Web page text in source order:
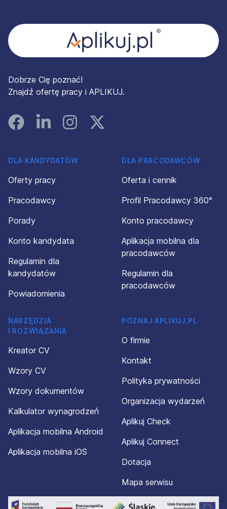
Dobrze Cię poznać!
Znajdź ofertę pracy i APLIKUJ.
FacebookLinked InInstagramInstagram
DLA KANDYDATÓW
Oferty pracy
Pracodawcy
Porady
Konto kandydata
Regulamin dla
kandydatów
Powiadomienia
DLA PRACODAWCÓW
Oferta i cennik
Profil Pracodawcy 360°
Konto pracodawcy
Aplikacja mobilna dla
pracodawców
Regulamin dla
pracodawców
NARZĘDZIA
I ROZWIĄZANIA
Kreator CV
Wzory CV
Wzory dokumentów
Kalkulator wynagrodzeń
Aplikacja mobilna Android
Aplikacja mobilna iOS
POZNAJ APLIKUJ.PL
O firmie
Kontakt
Polityka prywatności
Organizacja wydarzeń
Aplikuj Check
Aplikuj Connect
Dotacja
Mapa serwisu